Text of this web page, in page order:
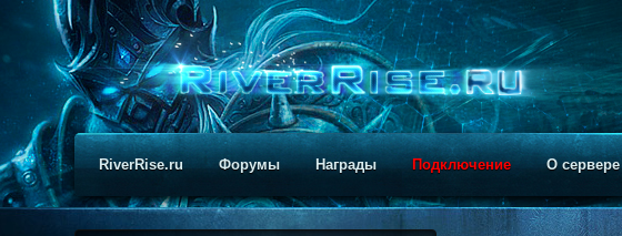
RiverRise.ru Форумы Награды Подключение О сервере